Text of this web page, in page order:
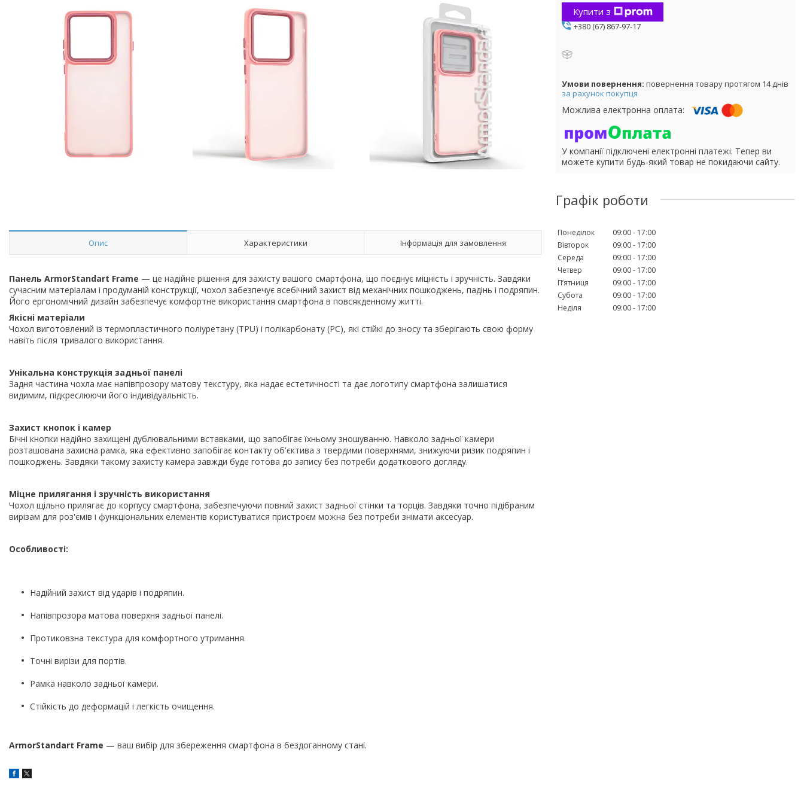
Опис Характеристики Інформація для замовлення
Панель ArmorStandart Frame — це надійне рішення для захисту вашого смартфона, що поєднує міцність і зручність. Завдяки
сучасним матеріалам і продуманій конструкції, чохол забезпечує всебічний захист від механічних пошкоджень, падінь і подряпин.
Його ергономічний дизайн забезпечує комфортне використання смартфона в повсякденному житті.
Якісні матеріали
Чохол виготовлений із термопластичного поліуретану (TPU) і полікарбонату (PC), які стійкі до зносу та зберігають свою форму
навіть після тривалого використання.
Унікальна конструкція задньої панелі
Задня частина чохла має напівпрозору матову текстуру, яка надає естетичності та дає логотипу смартфона залишатися
видимим, підкреслюючи його індивідуальність.
Захист кнопок і камер
Бічні кнопки надійно захищені дублювальними вставками, що запобігає їхньому зношуванню. Навколо задньої камери
розташована захисна рамка, яка ефективно запобігає контакту об'єктива з твердими поверхнями, знижуючи ризик подряпин і
пошкоджень. Завдяки такому захисту камера завжди буде готова до запису без потреби додаткового догляду.
Міцне прилягання і зручність використання
Чохол щільно прилягає до корпусу смартфона, забезпечуючи повний захист задньої стінки та торців. Завдяки точно підібраним
вирізам для роз'ємів і функціональних елементів користуватися пристроєм можна без потреби знімати аксесуар.
Особливості:
Надійний захист від ударів і подряпин.
Напівпрозора матова поверхня задньої панелі.
Протиковзна текстура для комфортного утримання.
Точні вирізи для портів.
Рамка навколо задньої камери.
Стійкість до деформацій і легкість очищення.
ArmorStandart Frame — ваш вибір для збереження смартфона в бездоганному стані.
Купити з
+380 (67) 867-97-17
повернення товару протягом 14 днів
за рахунок покупця
У компанії підключені електронні платежі. Тепер ви
можете купити будь-який товар не покидаючи сайту.
Графік роботи
Понеділок 09:00
17:00
Вівторок
09:00
17:00
Середа
09:00
17:00
Четвер
09:00
17:00
Пʼятниця
09:00
17:00
Субота
09:00
17:00
Неділя
09:00 17:00